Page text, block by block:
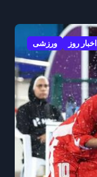
اخبار روز ورزشی